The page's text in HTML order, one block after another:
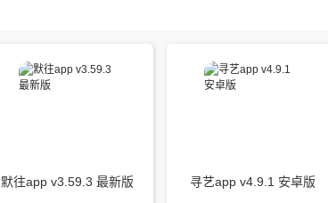
默往app v3.59.3 最新版 寻艺app v4.9.1 安卓版